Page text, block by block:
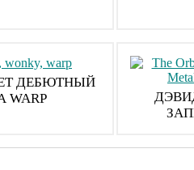
ДЕБЮТНЫЙ